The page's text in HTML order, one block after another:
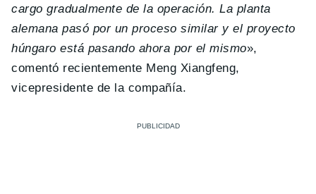
cargo gradualmente de la operación. La planta
alemana pasó por un proceso similar y el proyecto
húngaro está pasando ahora por el mismo»,
comentó recientemente Meng Xiangfeng,
vicepresidente de la compañía.